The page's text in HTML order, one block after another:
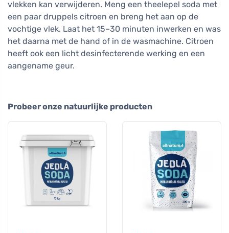
vlekken kan verwijderen. Meng een theelepel soda met
een paar druppels citroen en breng het aan op de
vochtige vlek. Laat het 15–30 minuten inwerken en was
het daarna met de hand of in de wasmachine. Citroen
heeft ook een licht desinfecterende werking en een
aangename geur.
Probeer onze natuurlijke producten